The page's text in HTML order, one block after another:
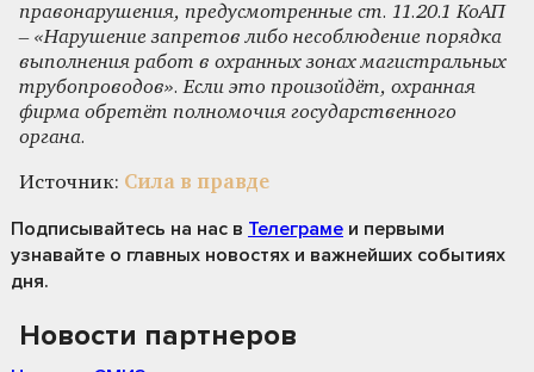
правонарушения, предусмотренные ст. 11.20.1 КоАП
– «Нарушение запретов либо несоблюдение порядка
выполнения работ в охранных зонах магистральных
трубопроводов». Если это произойдёт, охранная
фирма обретёт полномочия государственного
органа.
Источник: Сила в правде
Подписывайтесь на нас в Телеграме и первыми
узнавайте о главных новостях и важнейших событиях
дня.
Новости партнеров